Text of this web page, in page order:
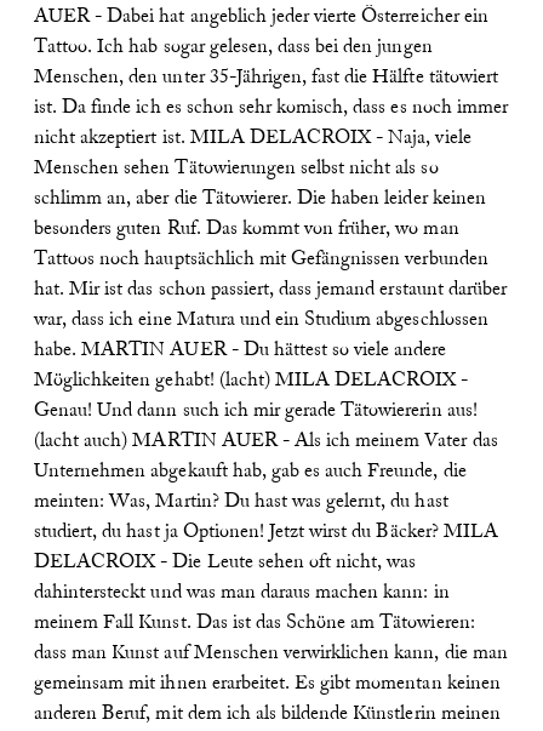
AUER - Dabei hat angeblich jeder vierte Österreicher ein
Tattoo. Ich hab sogar gelesen, dass bei den jungen
Menschen, den unter 35-Jährigen, fast die Hälfte tätowiert
ist. Da finde ich es schon sehr komisch, dass es noch immer
nicht akzeptiert ist. MILA DELACROIX - Naja, viele
Menschen sehen Tätowierungen selbst nicht als so
schlimm an, aber die Tätowierer. Die haben leider keinen
besonders guten Ruf. Das kommt von früher, wo man
Tattoos noch hauptsächlich mit Gefängnissen verbunden
hat. Mir ist das schon passiert, dass jemand erstaunt darüber
war, dass ich eine Matura und ein Studium abgeschlossen
habe. MARTIN AUER - Du hättest so viele andere
Möglichkeiten gehabt! (lacht) MILA DELACROIX -
Genau! Und dann such ich mir gerade Tätowiererin aus!
(lacht auch) MARTIN AUER - Als ich meinem Vater das
Unternehmen abgekauft hab, gab es auch Freunde, die
meinten: Was, Martin? Du hast was gelernt, du hast
studiert, du hast ja Optionen! Jetzt wirst du Bäcker? MILA
DELACROIX - Die Leute sehen oft nicht, was
dahintersteckt und was man daraus machen kann: in
meinem Fall Kunst. Das ist das Schöne am Tätowieren:
dass man Kunst auf Menschen verwirklichen kann, die man
gemeinsam mit ihnen erarbeitet. Es gibt momentan keinen
anderen Beruf, mit dem ich als bildende Künstlerin meinen